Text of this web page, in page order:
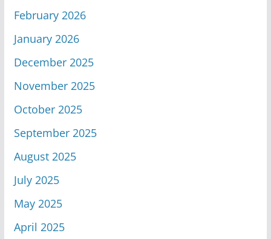
February 2026
January 2026
December 2025
November 2025
October 2025
September 2025
August 2025
July 2025
May 2025
April 2025